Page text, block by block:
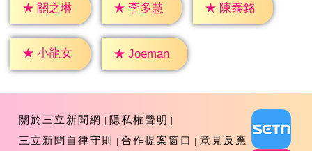
★ 關之琳 ★ 李多慧 ★ 陳泰銘
★ 小龍女 ★ Joeman
關於三立新聞網
隱私權聲明
三立新聞自律守則
合作提案窗口 意見反應